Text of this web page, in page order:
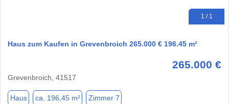
1 / 1
Haus zum Kaufen in Grevenbroich 265.000 € 196.45 m²
265.000 €
Grevenbroich, 41517
Haus ca. 196,45 m² Zimmer 7